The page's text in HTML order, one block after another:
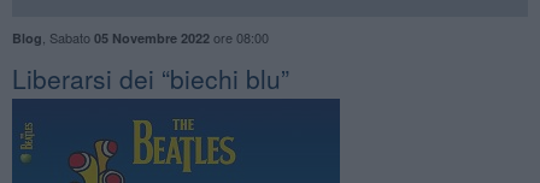
Blog Sabato 05 Novembre 2022ore 08:00
​Liberarsi dei “biechi blu”